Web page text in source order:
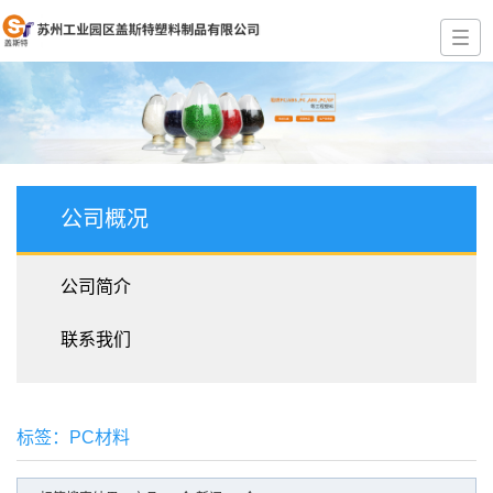
公司概况
公司简介
联系我们
标签：PC材料